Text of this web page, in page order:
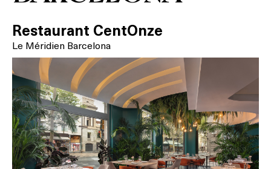
Què vols fer?
Restaurant CentOnze
Le Méridien Barcelona